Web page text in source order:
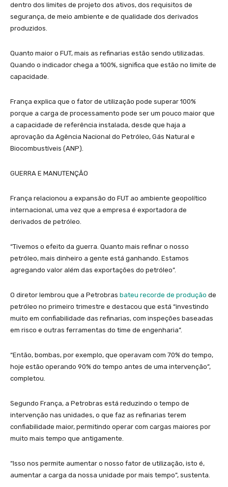
dentro dos limites de projeto dos ativos, dos requisitos de
segurança, de meio ambiente e de qualidade dos derivados
produzidos.
Quanto maior o FUT, mais as refinarias estão sendo utilizadas.
Quando o indicador chega a 100%, significa que estão no limite de
capacidade.
França explica que o fator de utilização pode superar 100%
porque a carga de processamento pode ser um pouco maior que
a capacidade de referência instalada, desde que haja a
aprovação da Agência Nacional do Petróleo, Gás Natural e
Biocombustíveis (ANP).
GUERRA E MANUTENÇÃO
França relacionou a expansão do FUT ao ambiente geopolítico
internacional, uma vez que a empresa é exportadora de
derivados de petróleo.
“Tivemos o efeito da guerra. Quanto mais refinar o nosso
petróleo, mais dinheiro a gente está ganhando. Estamos
agregando valor além das exportações do petróleo”.
O diretor lembrou que a Petrobras bateu recorde de produção de
petróleo no primeiro trimestre e destacou que está “investindo
muito em confiabilidade das refinarias, com inspeções baseadas
em risco e outras ferramentas do time de engenharia”.
“Então, bombas, por exemplo, que operavam com 70% do tempo,
hoje estão operando 90% do tempo antes de uma intervenção”,
completou.
Segundo França, a Petrobras está reduzindo o tempo de
intervenção nas unidades, o que faz as refinarias terem
confiabilidade maior, permitindo operar com cargas maiores por
muito mais tempo que antigamente.
“Isso nos permite aumentar o nosso fator de utilização, isto é,
aumentar a carga da nossa unidade por mais tempo”, sustenta.